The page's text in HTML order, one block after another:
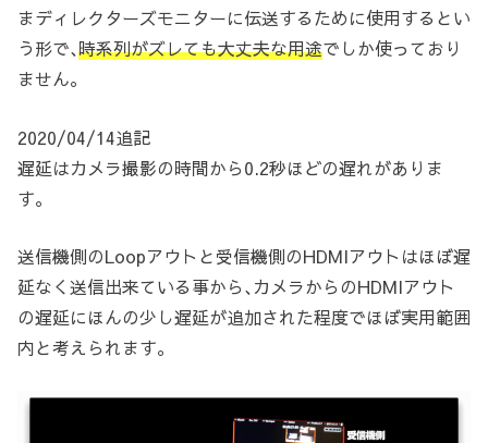
まディレクターズモニターに伝送するために使用するとい
う形で､時系列がズレても大丈夫な用途でしか使っており
ません。
2020/04/14追記
遅延はカメラ撮影の時間から0.2秒ほどの遅れがありま
す。
送信機側のLoopアウトと受信機側のHDMIアウトはほぼ遅
延なく送信出来ている事から､カメラからのHDMIアウト
の遅延にほんの少し遅延が追加された程度でほぼ実用範囲
内と考えられます。